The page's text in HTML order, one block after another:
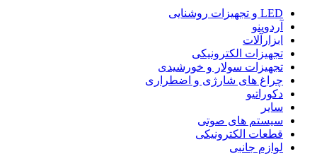
LED و تجهیزات روشنایی
آردوینو
ابزارآلات
تجهیزات الکترونیکی
تجهیزات سولار و خورشیدی
چراغ های شارژی و اضطراری
دکوراتیو
سایر
سیستم های صوتی
قطعات الکترونیکی
لوازم جانبی